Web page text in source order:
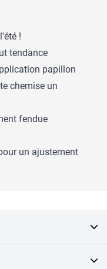
!
tendance
papillon
chemise un
fendue
un ajustement